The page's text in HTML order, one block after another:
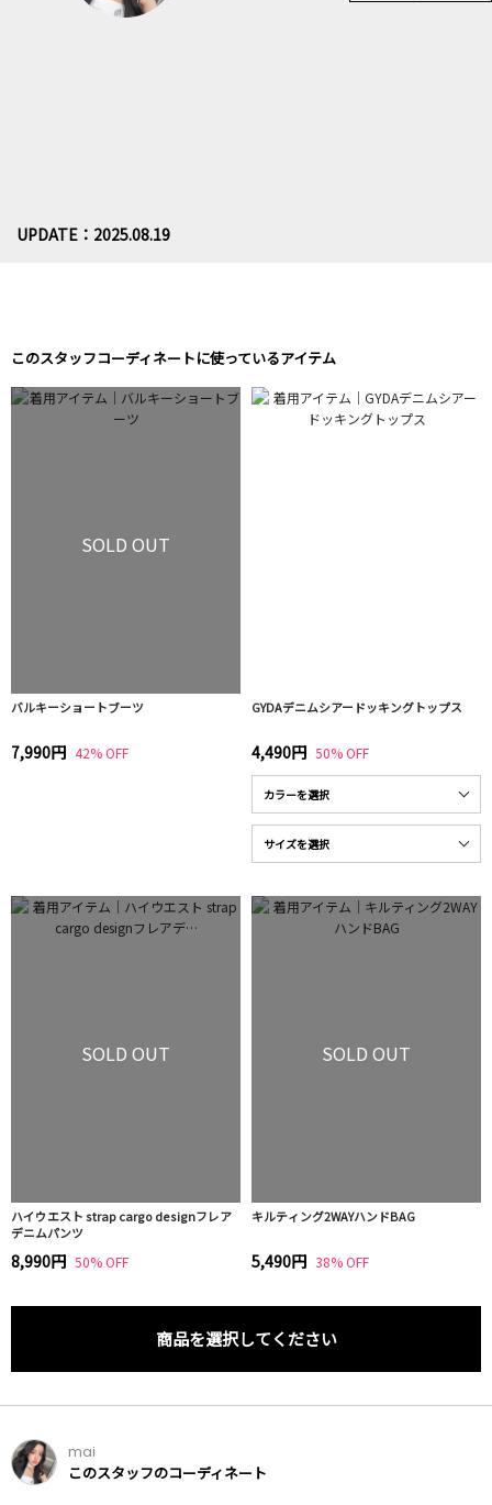
UPDATE：2025.08.19
このスタッフコーディネートに使っているアイテム
SOLD OUT
バルキーショートブーツ
7,990円 42% OFF
GYDAデニムシアードッキングトップス
4,490円 50% OFF
SOLD OUT
ハイウエスト strap cargo designフレア
デニムパンツ
8,990円 50% OFF
SOLD OUT
キルティング2WAYハンドBAG
5,490円 38% OFF
商品を選択してください
mai
このスタッフのコーディネート